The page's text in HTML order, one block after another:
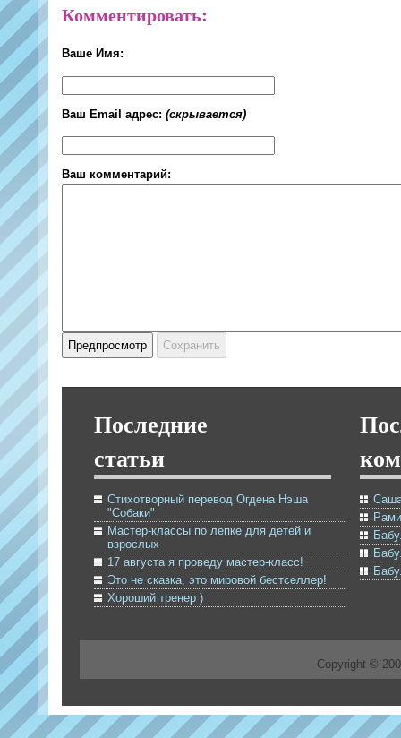
Комментировать:
Ваше Имя:
Ваш Email адрес: (скрывается)
Ваш комментарий:
Последние
статьи
Стихотворный перевод Огдена Нэша
"Собаки"
Мастер-классы по лепке для детей и
взрослых
17 августа я проведу мастер-класс!
Это не сказка, это мировой бестселлер!
Хороший тренер )
Copyright ©